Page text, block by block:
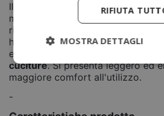
Il rivestimento in nitrile deiguanti
maggiore
resistenza all'abrasione
riparazione auto, costruzioni ed
ha un
calibro di 13ed è costruita
ed un fit perfetto, inoltre
cuciture. Si presenta leggero ed
maggiore comfort all'utilizzo.
-
RIFIUTA
MOSTRA DETTAGLI